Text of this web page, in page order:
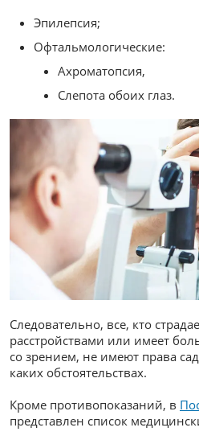
Эпилепсия;
Офтальмологические:
Ахроматопсия,
Слепота обоих глаз.
Следовательно, все, кто
расстройствами или имеет
со зрением, не имеют права
каких обстоятельствах.
Кроме противопоказаний, в
представлен список